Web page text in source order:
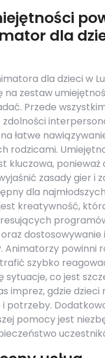
dla
dla dzieci w
na zestaw
Przede
zdolności
łatwe
rodzicami.
kluczowa,
zasady gier i
dla
kreatywność,
dostosowywanie
Animatorzy powinni
szybko
sytuacje, co jest
imprez, gdzie dzieci
potrzeby.
pomocy jest